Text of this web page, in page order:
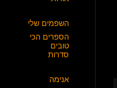
השפמים שלי
הספרים הכי
טובים
סדרות
אנימה